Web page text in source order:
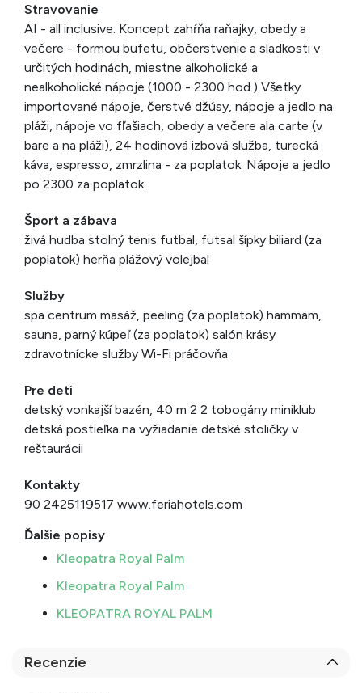
Stravovanie
AI - all inclusive. Koncept zahŕňa raňajky, obedy a
večere - formou bufetu, občerstvenie a sladkosti v
určitých hodinách, miestne alkoholické a
nealkoholické nápoje (1000 - 2300 hod.) Všetky
importované nápoje, čerstvé džúsy, nápoje a jedlo na
pláži, nápoje vo fľašiach, obedy a večere ala carte (v
bare a na pláži), 24 hodinová izbová služba, turecká
káva, espresso, zmrzlina - za poplatok. Nápoje a jedlo
po 2300 za poplatok.
Šport a zábava
živá hudba stolný tenis futbal, futsal šípky biliard (za
poplatok) herňa plážový volejbal
Služby
spa centrum masáž, peeling (za poplatok) hammam,
sauna, parný kúpeľ (za poplatok) salón krásy
zdravotnícke služby Wi-Fi práčovňa
Pre deti
detský vonkajší bazén, 40 m 2 2 tobogány miniklub
detská postieľka na vyžiadanie detské stoličky v
reštaurácii
Kontakty
90 2425119517 www.feriahotels.com
Ďalšie popisy
Kleopatra Royal Palm
Kleopatra Royal Palm
KLEOPATRA ROYAL PALM
Recenzie